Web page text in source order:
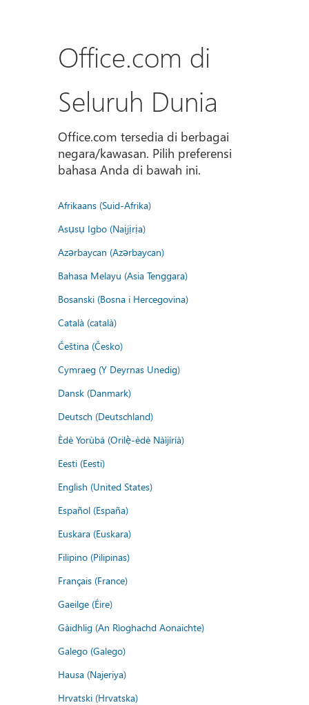
Office.com di
Seluruh Dunia
Office.com tersedia di berbagai
negara/kawasan. Pilih preferensi
bahasa Anda di bawah ini.
Afrikaans (Suid-Afrika)
Asụsụ Igbo (Naịjịrịa)
Azərbaycan (Azərbaycan)
Bahasa Melayu (Asia Tenggara)
Bosanski (Bosna i Hercegovina)
Català (català)
Čeština (Česko)
Cymraeg (Y Deyrnas Unedig)
Dansk (Danmark)
Deutsch (Deutschland)
Èdè Yorùbá (Orilẹ̀-èdè Nàìjíríà)
Eesti (Eesti)
English (United States)
Español (España)
Euskara (Euskara)
Filipino (Pilipinas)
Français (France)
Gaeilge (Éire)
Gàidhlig (An Rìoghachd Aonaichte)
Galego (Galego)
Hausa (Najeriya)
Hrvatski (Hrvatska)